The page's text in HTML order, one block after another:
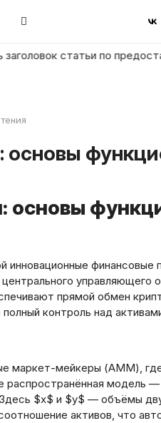
статьи по
основы
инновационные финансовые
управляющего
прямой обмен
контроль над
маркет-мейкеры (AMM),
модель —
$x$ и $y$ — объёмы
активов, что